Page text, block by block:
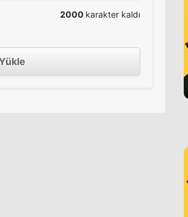
2000 karakter kaldı